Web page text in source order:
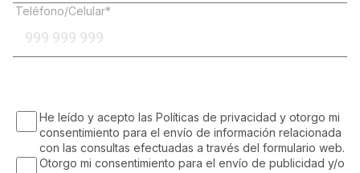
Teléfono/Celular*
He leído y acepto las Políticas de privacidad y otorgo mi
consentimiento para el envío de información relacionada
con las consultas efectuadas a través del formulario web.
Otorgo mi consentimiento para el envío de publicidad y/o